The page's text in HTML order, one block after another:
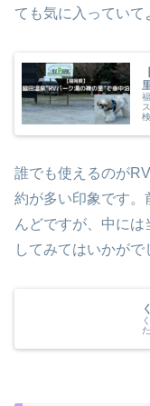
ても気に入っていて
誰でも使えるのが
約が多い印象です。
んどですが、中には
してみてはいかがで